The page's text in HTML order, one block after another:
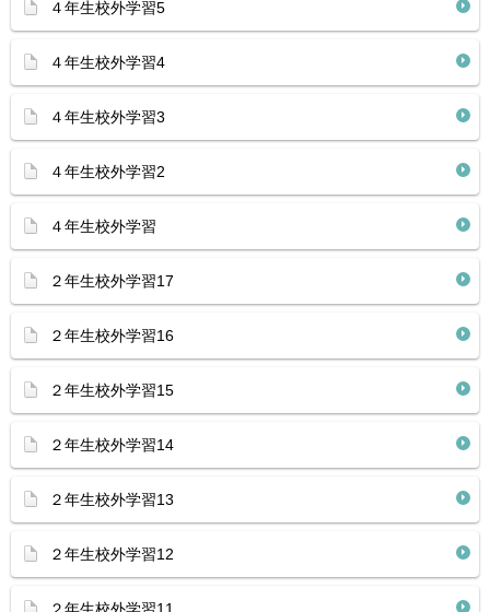
４年生校外学習5
４年生校外学習4
４年生校外学習3
４年生校外学習2
４年生校外学習
２年生校外学習17
２年生校外学習16
２年生校外学習15
２年生校外学習14
２年生校外学習13
２年生校外学習12